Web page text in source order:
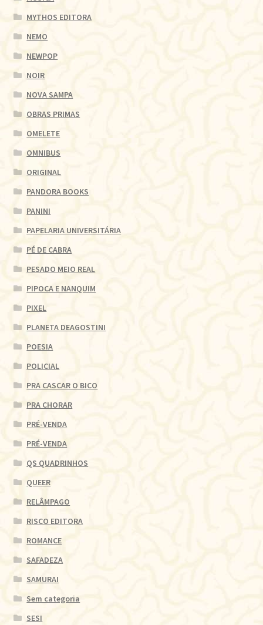
MYTHOS EDITORA
NEMO
NEWPOP
NOIR
NOVA SAMPA
OBRAS PRIMAS
OMELETE
OMNIBUS
ORIGINAL
PANDORA BOOKS
PANINI
PAPELARIA UNIVERSITÁRIA
PÉ DE CABRA
PESADO MEIO REAL
PIPOCA E NANQUIM
PIXEL
PLANETA DEAGOSTINI
POESIA
POLICIAL
PRA CASCAR O BICO
PRA CHORAR
PRÉ-VENDA
PRÉ-VENDA
QS QUADRINHOS
QUEER
RELÂMPAGO
RISCO EDITORA
ROMANCE
SAFADEZA
SAMURAI
Sem categoria
SESI